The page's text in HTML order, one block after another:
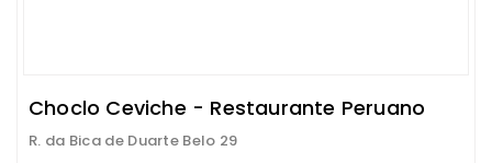
Choclo Ceviche - Restaurante Peruano
R. da Bica de Duarte Belo 29